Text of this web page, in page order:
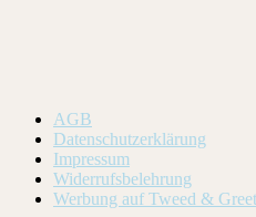
AGB
Datenschutzerklärung
Impressum
Widerrufsbelehrung
Werbung auf Tweed & Greet